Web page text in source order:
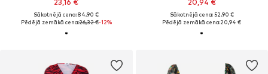
23,16 €
Sākotnējā cena: 84,90 €
Pēdējā zemākā cena:26,32 €-12%
20,94 €
Sākotnējā cena: 52,90 €
Pēdējā zemākā cena:20,94 €